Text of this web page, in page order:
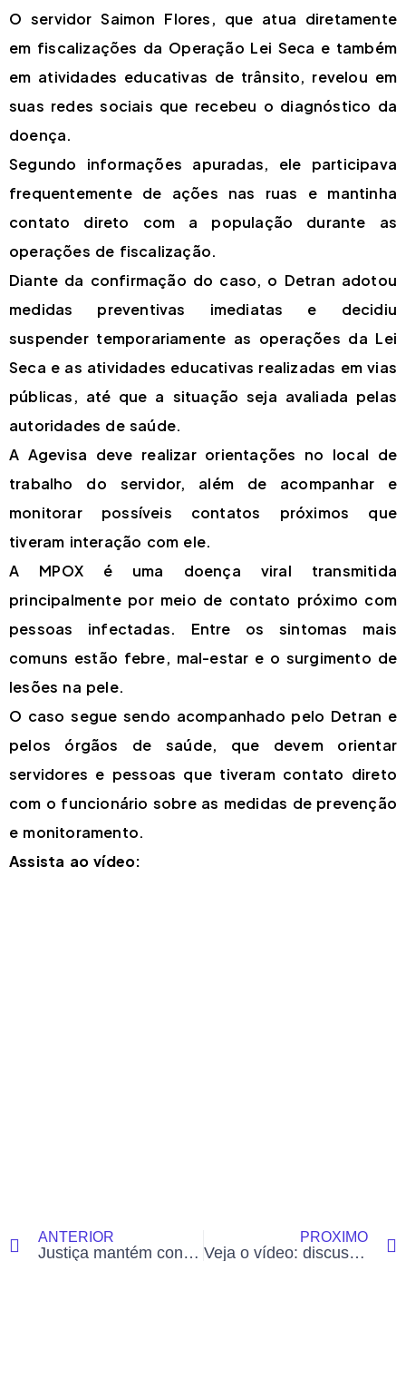
O servidor Saimon Flores, que atua diretamente
em fiscalizações da Operação Lei Seca e também
em atividades educativas de trânsito, revelou em
suas redes sociais que recebeu o diagnóstico da
doença.
Segundo informações apuradas, ele participava
frequentemente de ações nas ruas e mantinha
contato direto com a população durante as
operações de fiscalização.
Diante da confirmação do caso, o Detran adotou
medidas preventivas imediatas e decidiu
suspender temporariamente as operações da Lei
Seca e as atividades educativas realizadas em vias
públicas, até que a situação seja avaliada pelas
autoridades de saúde.
A Agevisa deve realizar orientações no local de
trabalho do servidor, além de acompanhar e
monitorar possíveis contatos próximos que
tiveram interação com ele.
A MPOX é uma doença viral transmitida
principalmente por meio de contato próximo com
pessoas infectadas. Entre os sintomas mais
comuns estão febre, mal-estar e o surgimento de
lesões na pele.
O caso segue sendo acompanhado pelo Detran e
pelos órgãos de saúde, que devem orientar
servidores e pessoas que tiveram contato direto
com o funcionário sobre as medidas de prevenção
e monitoramento.
Assista ao vídeo:
ANTERIOR
Justiça mantém condenação de homem que matou e esquartejou jovem em Brasiléia
PRÓXIMO
Veja o vídeo: discussão entre servidor do TCE e vizinha termina em agressão em Rio Branco